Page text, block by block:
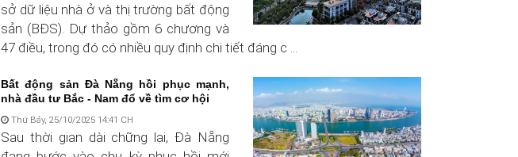
sở dữ liệu nhà ở và thị trường bất động
sản (BĐS). Dự thảo gồm 6 chương và
47 điều, trong đó có nhiều quy định chi tiết đáng c ...
Bất động sản Đà Nẵng hồi phục mạnh,
nhà đầu tư Bắc - Nam đổ về tìm cơ hội
Thứ Bảy, 25/10/2025 14:41 CH
Sau thời gian dài chững lại, Đà Nẵng